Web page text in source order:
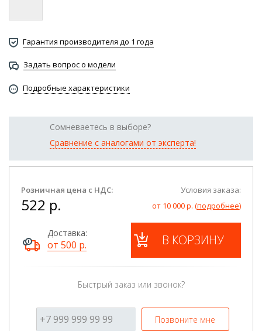
Гарантия производителя до 1 года
Задать вопрос о модели
Подробные характеристики
Сомневаетесь в выборе?
Сравнение с аналогами от эксперта!
Розничная цена с НДС:
522 р.
Условия заказа:
от 10 000 р. (подробнее)
Доставка:
от 500 р. В КОРЗИНУ
Быстрый заказ или звонок?
Позвоните мне